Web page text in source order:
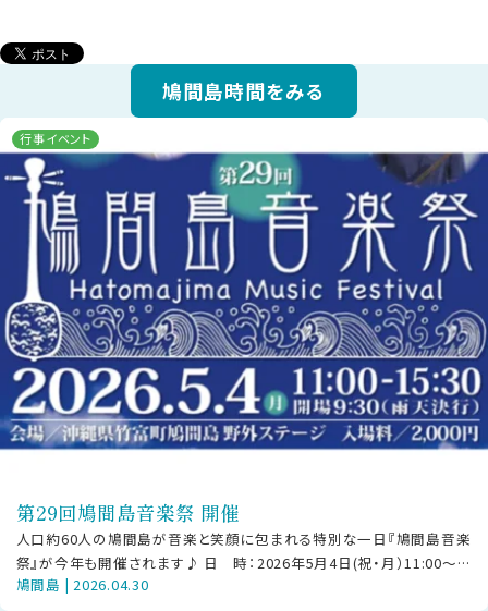
鳩間島時間をみる
行事イベント
第29回鳩間島音楽祭 開催
人口約60人の鳩間島が音楽と笑顔に包まれる特別な一日『鳩間島音楽
祭』が今年も開催されます♪ 日 時：2026年5月4日(祝・月）11:00〜
15:30場 所：鳩
鳩間島 | 2026.04.30